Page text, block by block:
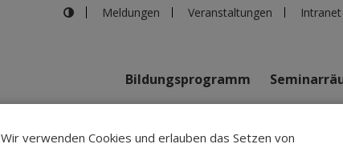
Meldungen Veranstaltungen Intranet
Bildungsprogramm
Wir verwenden Cookies und erlauben das Setzen von